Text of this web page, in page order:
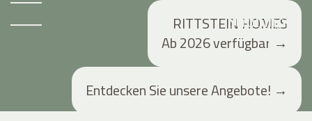
RITTSTEIN HOMES
Ab 2026 verfügbar →
Entdecken Sie unsere Angebote! →